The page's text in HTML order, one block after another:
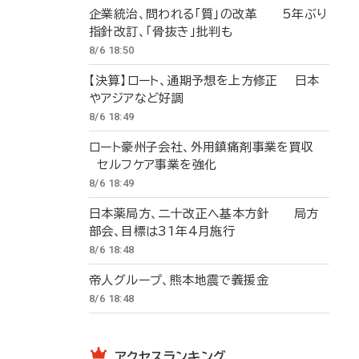
企業統治、問われる「質」の改革 5年ぶり
指針改訂、「骨抜き」批判も
8/6 18:50
【決算】ロート、通期予想を上方修正 日本
やアジアなど好調
8/6 18:49
ロート豪州子会社、外用鎮痛剤事業を買収
セルフケア事業を強化
8/6 18:49
日本薬局方、二十改正へ基本方針 局方
部会、目標は31年4月施行
8/6 18:48
帝人グループ、熊本地震で義援金
8/6 18:48